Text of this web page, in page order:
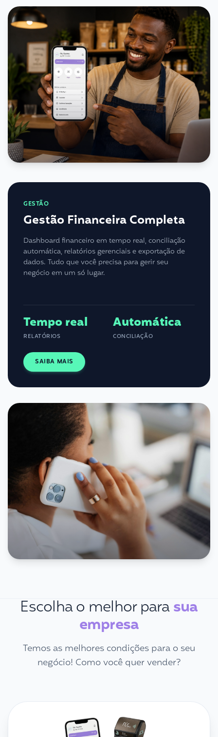
GESTÃO
Gestão Financeira Completa
Dashboard financeiro em tempo real, conciliação
automática, relatórios gerenciais e exportação de
dados. Tudo que você precisa para gerir seu
negócio em um só lugar.
Tempo real
RELATÓRIOS
Automática
CONCILIAÇÃO
SAIBA MAIS
Escolha o melhor parasua
empresa
Temos as melhores condições para o seu
negócio! Como você quer vender?